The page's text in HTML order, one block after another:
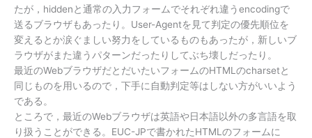
たが，hiddenと通常の入力フォームでそれぞれ違うencodingで
送るブラウザもあったり。User-Agentを見て判定の優先順位を
変えるとか涙ぐましい努力をしているものもあったが，新しいブ
ラウザがまた違うパターンだったりしてぶち壊しだったり。
最近のWebブラウザだとだいたいフォームのHTMLのcharsetと
同じものを用いるので，下手に自動判定等はしない方がいいよう
である。
ところで，最近のWebブラウザは英語や日本語以外の多言語を取
り扱うことができる。EUC-JPで書かれたHTMLのフォームに